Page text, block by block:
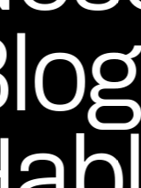
por Ed
Co-Founder